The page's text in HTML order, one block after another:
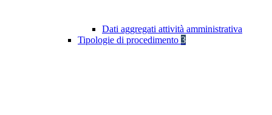
Dati aggregati attività amministrativa
Tipologie di procedimento 3